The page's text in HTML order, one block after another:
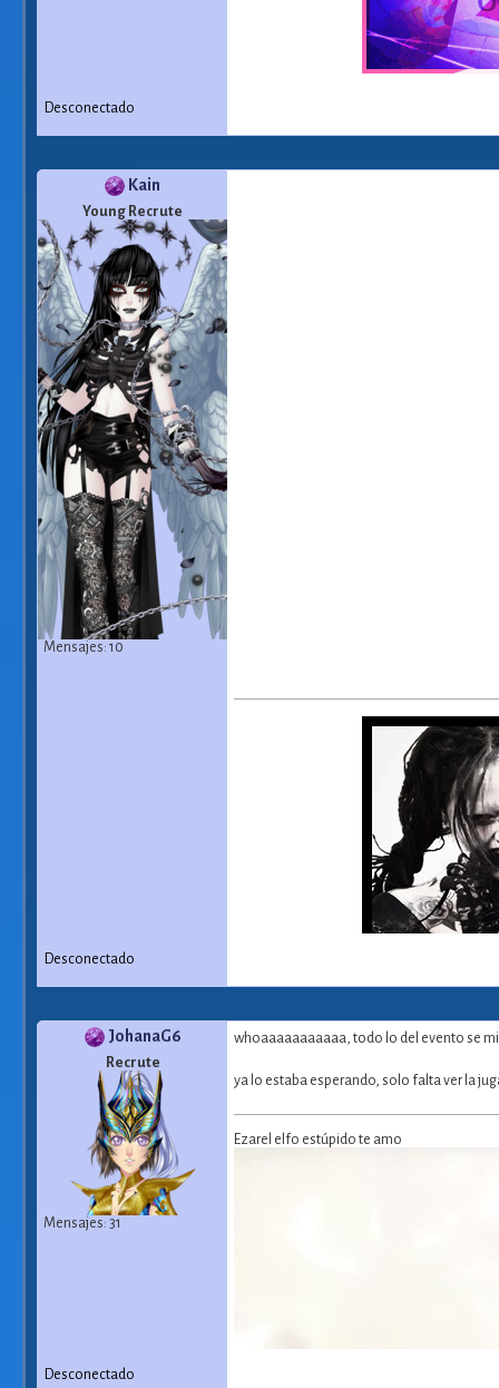
Desconectado
Kain
Young Recrute
Mensajes: 10
Desconectado
JohanaG6
Recrute
Mensajes: 31
whoaaaaaaaaaaa, todo lo del evento se
ya lo estaba esperando, solo falta ver la
Ezarel elfo estúpido te amo
Desconectado